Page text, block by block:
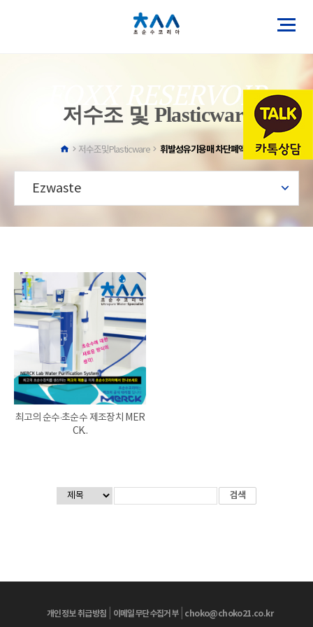
FOXX RESERVOIR
저수조 및 Plasticware
저수조및Plasticware 휘발성유기용매 차단폐액통
Ezwaste
최고의 순수·초순수 제조장치 MER
CK..
개인정보 취급방침 이메일무단수집거부| choko@choko21.co.kr